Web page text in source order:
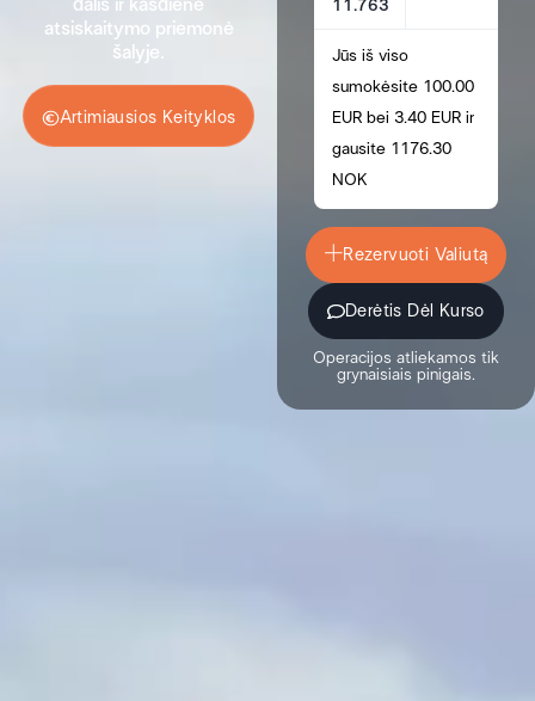
dalis ir kasdienė
atsiskaitymo priemonė
šalyje.
Artimiausios Keityklos
11.763
Jūs iš viso
sumokėsite 100.00
EUR bei 3.40 EUR ir
gausite 1176.30
NOK
Rezervuoti Valiutą
Derėtis Dėl Kurso
Operacijos atliekamos tik
grynaisiais pinigais.